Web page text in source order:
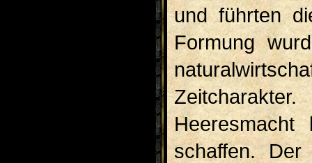
und führten
Formung
schaffen.